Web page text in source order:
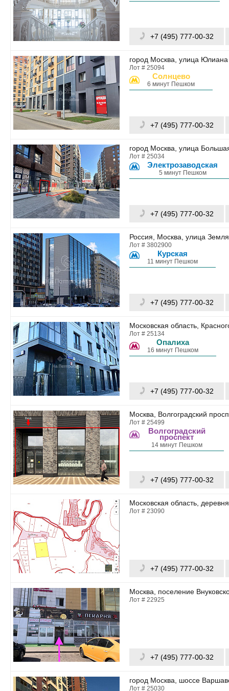
+7 (495) 777-00-32
город Москва, улица
Лот # 25094
Солнцево
6 минут Пешком
+7 (495) 777-00-32
город Москва, улица
Лот # 25034
Электрозаводская
5 минут Пешком
+7 (495) 777-00-32
Россия, Москва, улица
Лот # 3802900
Курская
11 минут Пешком
+7 (495) 777-00-32
Московская область,
Лот # 25134
Опалиха
16 минут Пешком
+7 (495) 777-00-32
Москва, Волгоградский
Лот # 25499
Волгоградский
проспект
14 минут Пешком
+7 (495) 777-00-32
Московская область,
Лот # 23090
+7 (495) 777-00-32
Москва, поселение
Лот # 22925
+7 (495) 777-00-32
город Москва, шоссе
Лот # 25030